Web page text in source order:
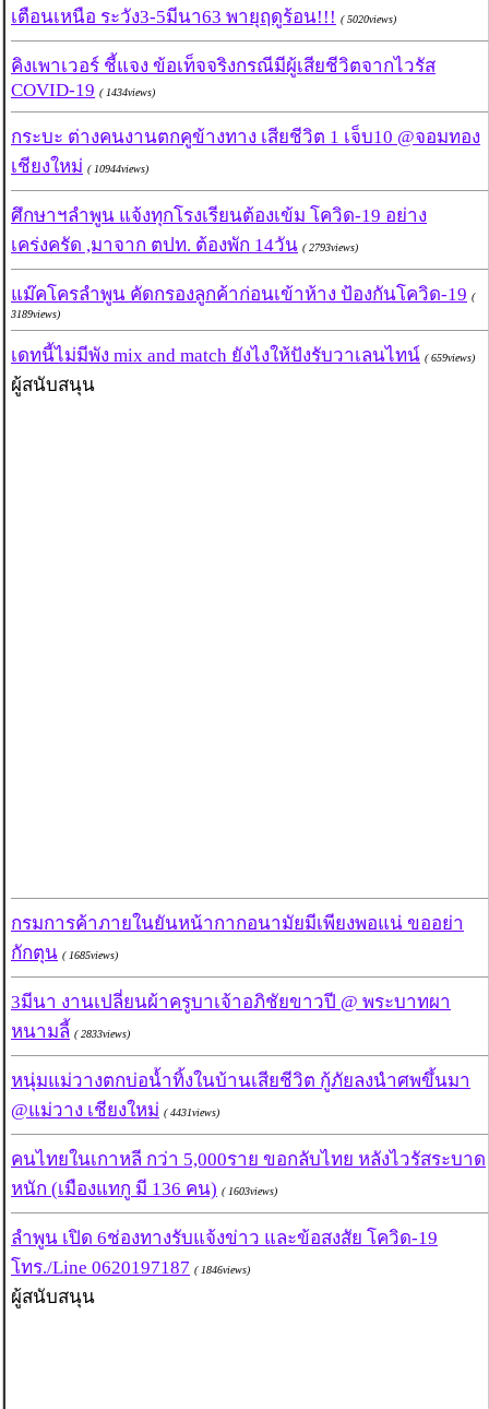
เตือนเหนือ ระวัง3-5มีนา63 พายุฤดูร้อน!!! ( 5020views)
คิงเพาเวอร์ ชี้แจง ข้อเท็จจริงกรณีมีผู้เสียชีวิตจากไวรัส
COVID-19 ( 1434views)
กระบะ ต่างคนงานตกคูข้างทาง เสียชีวิต 1 เจ็บ10 @จอมทอง
เชียงใหม่ ( 10944views)
ศึกษาฯลำพูน แจ้งทุกโรงเรียนต้องเข้ม โควิด-19 อย่าง
เคร่งครัด ,มาจาก ตปท. ต้องพัก 14วัน ( 2793views)
แม๊คโครลำพูน คัดกรองลูกค้าก่อนเข้าห้าง ป้องกันโควิด-19 (
3189views)
เดทนี้ไม่มีพัง mix and match ยังไงให้ปังรับวาเลนไทน์ ( 659views)
ผู้สนับสนุน
กรมการค้าภายในยันหน้ากากอนามัยมีเพียงพอแน่ ขออย่า
กักตุน ( 1685views)
3มีนา งานเปลี่ยนผ้าครูบาเจ้าอภิชัยขาวปี @ พระบาทผา
หนามลี้ ( 2833views)
หนุ่มแม่วางตกบ่อน้ำทิ้งในบ้านเสียชีวิต กู้ภัยลงนำศพขึ้นมา
@แม่วาง เชียงใหม่ ( 4431views)
คนไทยในเกาหลี กว่า 5,000ราย ขอกลับไทย หลังไวรัสระบาด
หนัก (เมืองแทกู มี 136 คน) ( 1603views)
ลำพูน เปิด 6ช่องทางรับแจ้งข่าว และข้อสงสัย โควิด-19
โทร./Line 0620197187 ( 1846views)
ผู้สนับสนุน